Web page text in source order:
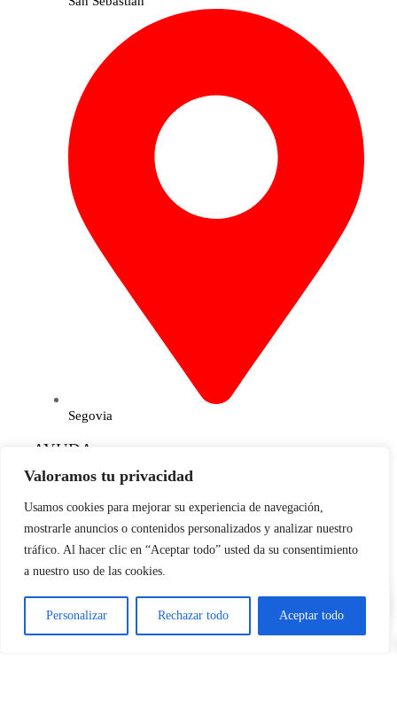
Valoramos tu privacidad
Usamos cookies para mejorar su experiencia de navegación,
mostrarle anuncios o contenidos personalizados y analizar nuestro
tráfico. Al hacer clic en “Aceptar todo” usted da su consentimiento
a nuestro uso de las cookies.
Personalizar Rechazar todo Aceptar todo
Segovia
AYUDA
Contacto
Limpieza de Patitos
Blog
INFORMACIÓN
Términos y condiciones
Política de cookies